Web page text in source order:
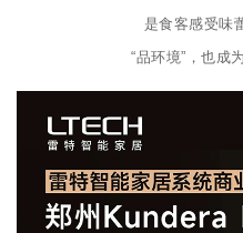
是食客感受味
“品环境”，也成